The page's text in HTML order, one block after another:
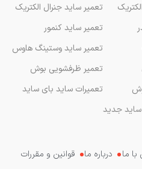
تعمیر ساید جنرال الکتریک
تعمیر ساید کنمور
تعمیر ساید وستینگ هاوس
تعمیر ظرفشویی بوش
تعمیرات ساید بای ساید
ساید جدید
ما درباره ما قوانین و مقررات